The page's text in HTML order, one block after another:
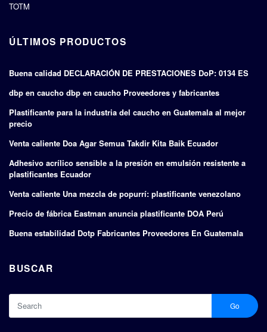
TOTM
ÚLTIMOS PRODUCTOS
Buena calidad DECLARACIÓN DE PRESTACIONES DoP: 0134 ES
dbp en caucho dbp en caucho Proveedores y fabricantes
Plastificante para la industria del caucho en Guatemala al mejor
precio
Venta caliente Doa Agar Semua Takdir Kita Baik Ecuador
Adhesivo acrílico sensible a la presión en emulsión resistente a
plastificantes Ecuador
Venta caliente Una mezcla de popurrí: plastificante venezolano
Precio de fábrica Eastman anuncia plastificante DOA Perú
Buena estabilidad Dotp Fabricantes Proveedores En Guatemala
BUSCAR
Go